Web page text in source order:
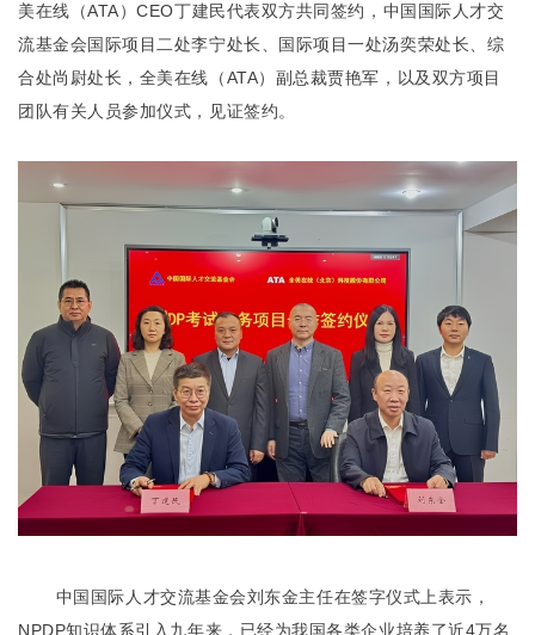
美在线（ATA）CEO丁建民代表双方共同签约，中国国际人才交
流基金会国际项目二处李宁处长、国际项目一处汤奕荣处长、综
合处尚尉处长，全美在线（ATA）副总裁贾艳军，以及双方项目
团队有关人员参加仪式，见证签约。
中国国际人才交流基金会刘东金主任在签字仪式上表示，
NPDP知识体系引入九年来，已经为我国各类企业培养了近4万名